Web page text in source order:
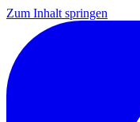
Zum Inhalt springen